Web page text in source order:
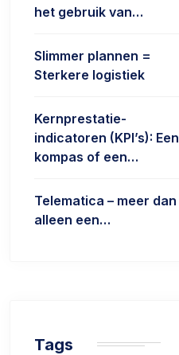
het gebruik van…
Slimmer plannen =
Sterkere logistiek
Kernprestatie-
indicatoren (KPI’s): Een
kompas of een…
Telematica – meer dan
alleen een…
Tags